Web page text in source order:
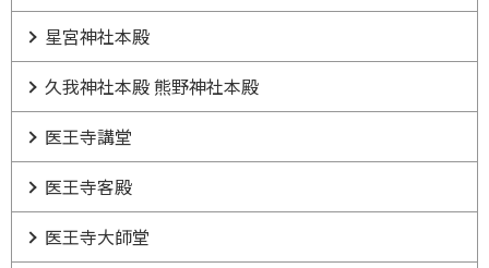
星宮神社本殿
久我神社本殿 熊野神社本殿
医王寺講堂
医王寺客殿
医王寺大師堂